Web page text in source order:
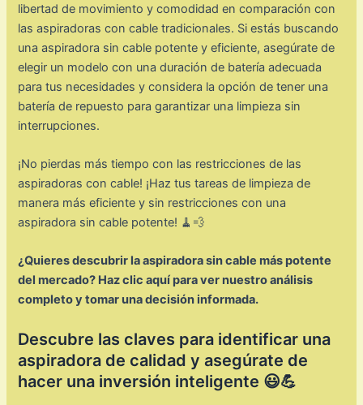
libertad de movimiento y comodidad en comparación con
las aspiradoras con cable tradicionales. Si estás buscando
una aspiradora sin cable potente y eficiente, asegúrate de
elegir un modelo con una duración de batería adecuada
para tus necesidades y considera la opción de tener una
batería de repuesto para garantizar una limpieza sin
interrupciones.
¡No pierdas más tiempo con las restricciones de las
aspiradoras con cable! ¡Haz tus tareas de limpieza de
manera más eficiente y sin restricciones con una
aspiradora sin cable potente! 🧹💨
¿Quieres descubrir la aspiradora sin cable más potente
del mercado? Haz clic aquí para ver nuestro análisis
completo y tomar una decisión informada.
Descubre las claves para identificar una
aspiradora de calidad y asegúrate de
hacer una inversión inteligente 😃💪